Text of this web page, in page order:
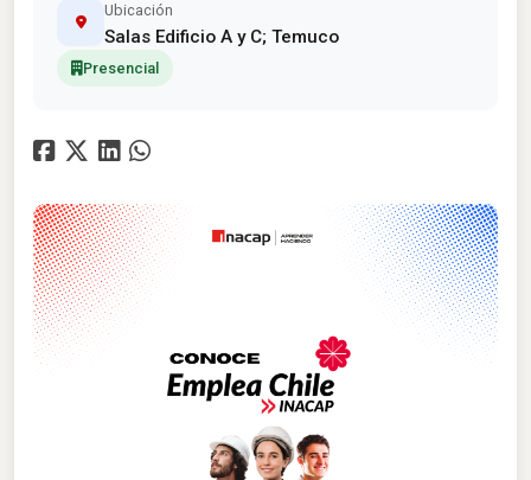
Ubicación
Salas Edificio A y C; Temuco
Presencial